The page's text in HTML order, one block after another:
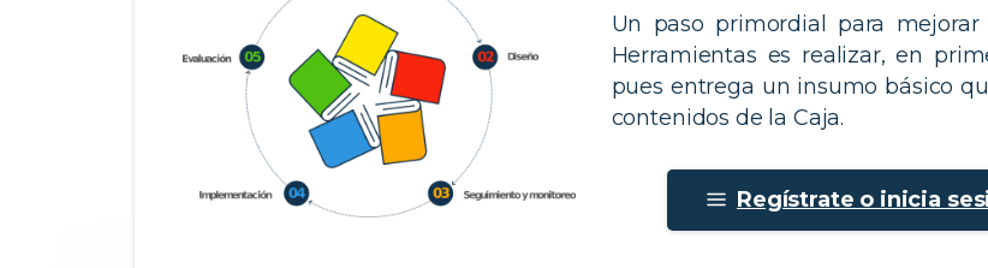
Un paso primordial para
Herramientas es realizar, en
pues entrega un insumo básico
contenidos de la Caja.​
Regístrate o inicia